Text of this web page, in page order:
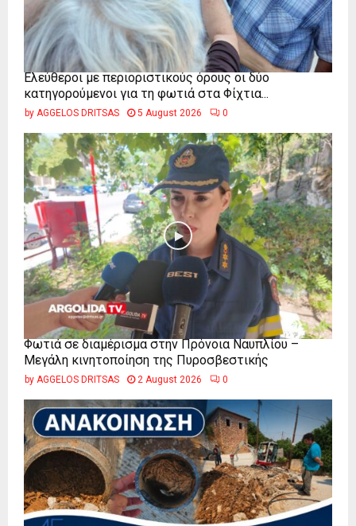
Ελεύθεροι με περιοριστικούς όρους οι δύο
κατηγορούμενοι για τη φωτιά στα Φίχτια...
by AGGELOS DRITSAS 5 August 2026 0
Φωτιά σε διαμέρισμα στην Πρόνοια Ναυπλίου –
Μεγάλη κινητοποίηση της Πυροσβεστικής
by AGGELOS DRITSAS 2 August 2026 0